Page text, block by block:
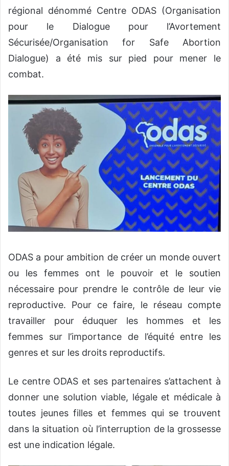
régional dénommé Centre ODAS (Organisation
pour le Dialogue pour l’Avortement
Sécurisée/Organisation for Safe Abortion
Dialogue) a été mis sur pied pour mener le
combat.
ODAS a pour ambition de créer un monde ouvert
ou les femmes ont le pouvoir et le soutien
nécessaire pour prendre le contrôle de leur vie
reproductive. Pour ce faire, le réseau compte
travailler pour éduquer les hommes et les
femmes sur l’importance de l’équité entre les
genres et sur les droits reproductifs.
Le centre ODAS et ses partenaires s’attachent à
donner une solution viable, légale et médicale à
toutes jeunes filles et femmes qui se trouvent
dans la situation où l’interruption de la grossesse
est une indication légale.